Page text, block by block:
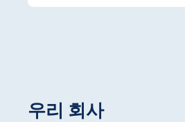
우리 회사